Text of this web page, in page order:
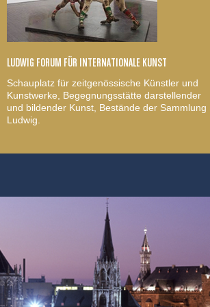
LUDWIG FORUM FÜR INTERNATIONALE KUNST
Schauplatz für zeitgenössische Künstler und
Kunstwerke, Begegnungsstätte darstellender
und bildender Kunst, Bestände der Sammlung
Ludwig.